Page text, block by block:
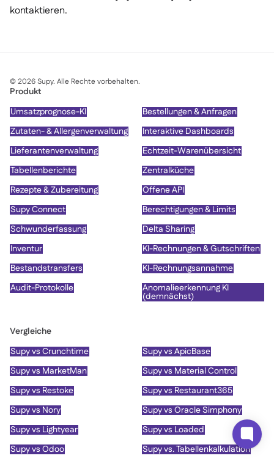
kontaktieren.
Produkt
Umsatzprognose-KI
Bestellungen & Anfragen
Zutaten- & Allergenverwaltung
Interaktive Dashboards
Lieferantenverwaltung
Echtzeit-Warenübersicht
Tabellenberichte
Zentralküche
Rezepte & Zubereitung
Offene API
Supy Connect
Berechtigungen & Limits
Schwunderfassung
Delta Sharing
Inventur
KI-Rechnungen & Gutschriften
Bestandstransfers
KI-Rechnungsannahme
Audit-Protokolle
Anomalieerkennung KI
(demnächst)
Vergleiche
Supy vs Crunchtime
Supy vs ApicBase
Supy vs MarketMan
Supy vs Material Control
Supy vs Restoke
Supy vs Restaurant365
Supy vs Nory
Supy vs Oracle Simphony
Supy vs Lightyear
Supy vs Loaded
Supy vs Odoo
Supy vs. Tabellenkalkulation
©2026Supy. Alle Rechte vorbehalten.